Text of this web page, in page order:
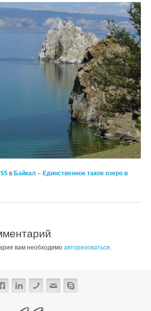
в Байкал – Единственное такое озеро в
вам необходимо авторизоваться.